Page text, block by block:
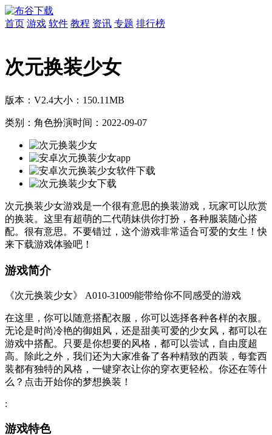
首页 游戏 软件 教程 资讯 专题 排行榜
次元换装少女
版本：V2.4大小：150.11MB
类别：角色扮演时间：2022-09-07
次元换装少女游戏是一个很有意思的换装游戏，玩家可以欣赏
的换装。这里有超萌的二代萌妹供你打扮，各种服装随心搭
配。很有意思。不要错过，这个游戏非常适合可爱的女生！快
来下载游戏体验吧！
游戏简介
《次元换装少女》 A010-31009能带给你不同感受的游戏
在这里，你可以随意搭配衣服，你可以选择各种各样的衣服。
无论是时尚冷艳的御姐风，还是甜美可爱的少女风，都可以在
游戏中搭配。只要是你想要的风格，都可以尝试，自由度超
高。除此之外，我们还为大家准备了各种精致的西装，每套西
装都有独特的风格，一键穿衣让你的穿衣更轻松。你还在等什
么？点击开始你的梦想换装！
游戏特色